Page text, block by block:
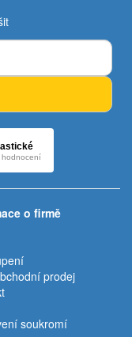
o firmě
prodej
soukromí